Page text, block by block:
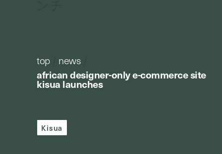
top/ news
african designer-only e-commerce site
kisua launches
Kisua